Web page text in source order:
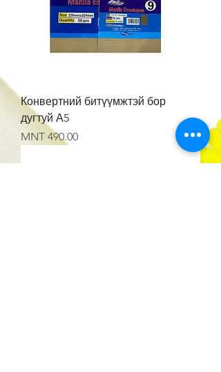
Конвертний битүүмжтэй бор
дугтуй А5
Price
MNT 490.00